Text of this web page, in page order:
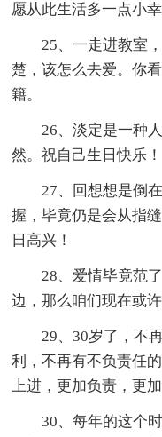
愿从此生活多一点小幸
25、一走进教室，
楚，该怎么去爱。你
籍。
26、淡定是一种人
然。祝自己生日快乐！
27、回想想是倒在
握，毕竟仍是会从指
日高兴！
28、爱情毕竟范了
边，那么咱们现在或
29、30岁了，不再
利，不再有不负责任
上进，更加负责，更加
30、每年的这个时